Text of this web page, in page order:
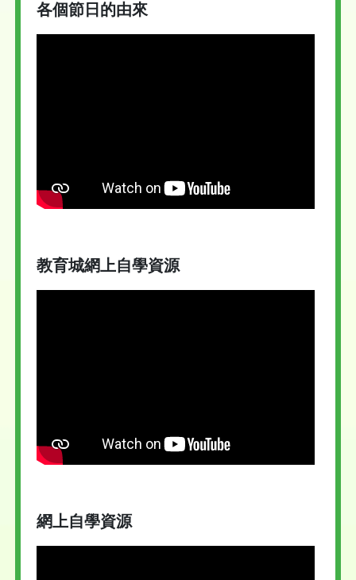
各個節日的由來
教育城網上自學資源
網上自學資源